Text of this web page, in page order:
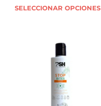
SELECCIONAR OPCIONES